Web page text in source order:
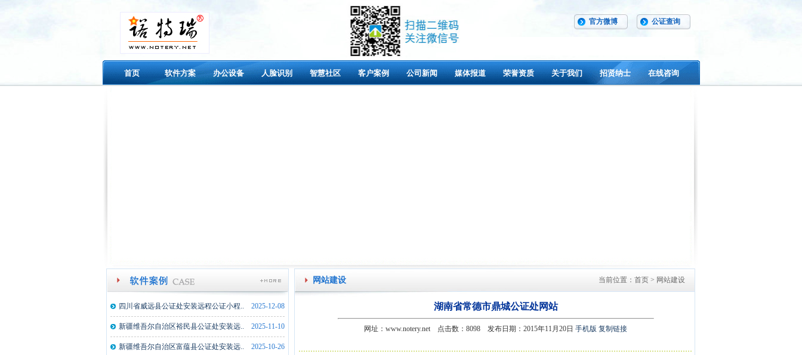
公证查询
官方微博
首页 软件方案 办公设备 人脸识别 智慧社区 客户案例 公司新闻 媒体报道 荣誉资质 关于我们 招贤纳士 在线咨询
四川省威远县公证处安装远程公证小程.. 2025-12-08
新疆维吾尔自治区裕民县公证处安装远.. 2025-11-10
新疆维吾尔自治区富蕴县公证处安装远.. 2025-10-26
网站建设 当前位置：首页 > 网站建设
湖南省常德市鼎城公证处网站
网址：www.notery.net 点击数：8098 发布日期：2015年11月20日 手机版 复制链接